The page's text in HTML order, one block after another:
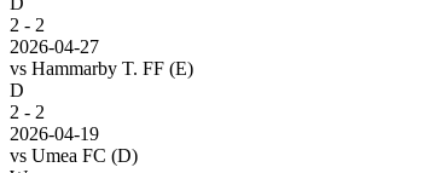
2 - 2
2026-04-27
vs Hammarby T. FF (E)
D
2 - 2
2026-04-19
vs Umea FC (D)